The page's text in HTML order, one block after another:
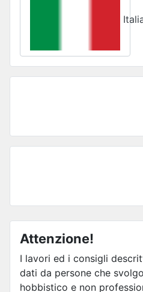
Attenzione!
I lavori ed i consigli
dati da persone che
hobbistico e non